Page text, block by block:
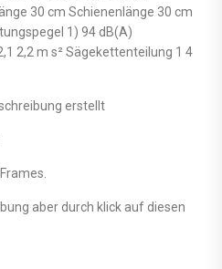
30 cm Schienenlänge 30 cm
1) 94 dB(A)
2,2 m s² Sägeketten­teilung 1 4
erstellt
aber durch klick auf diesen